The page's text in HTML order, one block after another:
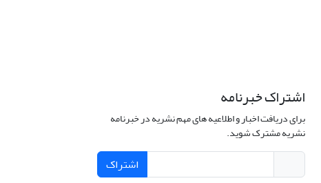
اشتراک خبرنامه
برای دریافت اخبار و اطلاعیه های مهم نشریه در خبرنامه
نشریه مشترک شوید.
اشتراک